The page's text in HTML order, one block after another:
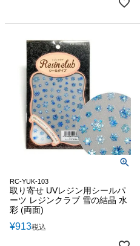
RC-YUK-103
取り寄せ UVレジン用シールパ
ーツ レジンクラブ 雪の結晶 水
彩 (両面)
¥913税込